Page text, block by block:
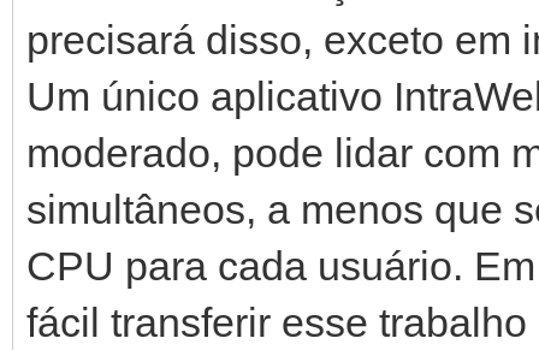
precisará disso, exceto em
Um único aplicativo
moderado, pode lidar com
simultâneos, a menos que
CPU para cada usuário.
fácil transferir esse